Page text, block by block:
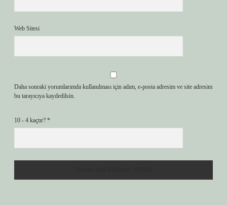
Web Sitesi
Daha sonraki yorumlarımda kullanılması için adım, e-posta adresim ve site adresim
bu tarayıcıya kaydedilsin.
10 - 4 kaçtır? *